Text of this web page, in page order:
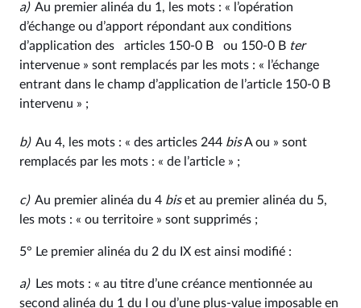
a)Au premier alinéa du 1, les mots : « l’opération
d’échange ou d’apport répondant aux conditions
d’application des articles 150‑0 B ou 150‑0 B ter
intervenue » sont remplacés par les mots : « l’échange
entrant dans le champ d’application de l’article 150‑0 B
intervenu » ;
b)Au 4, les mots : « des articles 244 bisA ou » sont
remplacés par les mots : « de l’article » ;
c)Au premier alinéa du 4 biset au premier alinéa du 5,
les mots : « ou territoire » sont supprimés ;
5° Le premier alinéa du 2 du IX est ainsi modifié :
a)Les mots : « au titre d’une créance mentionnée au
second alinéa du 1 du I ou d’une plus-value imposable en